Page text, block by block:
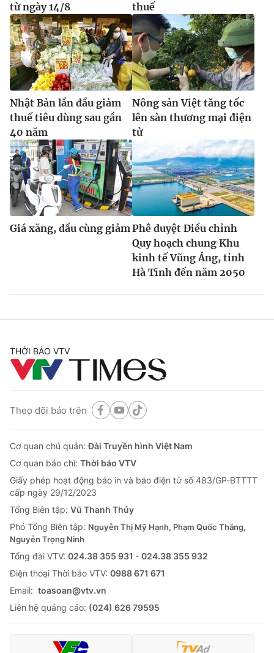
từ ngày 14/8
thuế
Nhật Bản lần đầu giảm
thuế tiêu dùng sau gần
40 năm
Nông sản Việt tăng tốc
lên sàn thương mại điện
tử
Giá xăng, dầu cùng giảmPhê duyệt Điều chỉnh
Quy hoạch chung Khu
kinh tế Vũng Áng, tỉnh
Hà Tĩnh đến năm 2050
THỜI BÁO VTV
Theo dõi báo trên
Cơ quan chủ quản:Đài Truyền hình Việt Nam
Cơ quan báo chí: Thời báo VTV
Giấy phép hoạt động báo in và báo điện tử số 483/GP-BTTTT
cấp ngày 29/12/2023
Tổng Biên tập: Vũ Thanh Thủy
Phó Tổng Biên tập: Nguyễn Thị Mỹ Hạnh, Phạm Quốc Thắng,
Nguyễn Trọng Ninh
Tổng đài VTV: 024.38 355 931 - 024.38 355 932
Ðiện thoại Thời báo VTV: 0988 671 671
Email: toasoan@vtv.vn
Liên hệ quảng cáo: (024) 626 79595